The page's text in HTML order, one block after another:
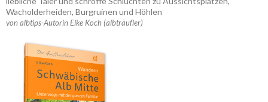
Wacholderheiden, Burgruinen und Höhlen
von albtips-Autorin Elke Koch (albträufler)